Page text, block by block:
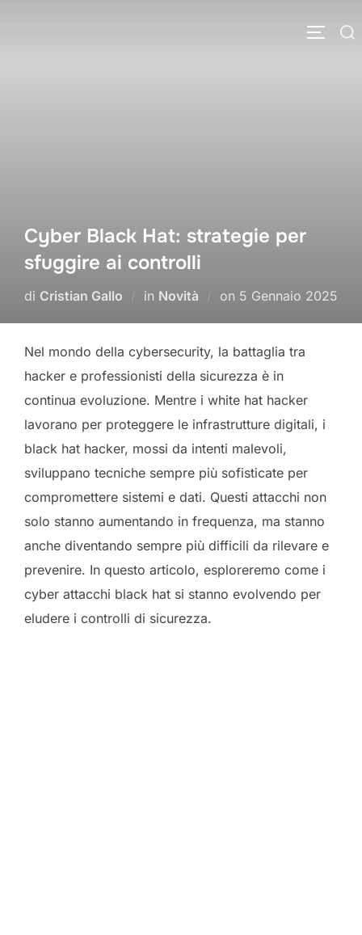
Cerca APRI/
Cyber Black Hat: strategie per
sfuggire ai controlli
di Cristian Gallo in Novità on Pubblicato
5 Gennaio 2025
Nel mondo della cybersecurity, la battaglia tra
hacker e professionisti della sicurezza è in
continua evoluzione. Mentre i white hat hacker
lavorano per proteggere le infrastrutture digitali, i
black hat hacker, mossi da intenti malevoli,
sviluppano tecniche sempre più sofisticate per
compromettere sistemi e dati. Questi attacchi non
solo stanno aumentando in frequenza, ma stanno
anche diventando sempre più difficili da rilevare e
prevenire. In questo articolo, esploreremo come i
cyber attacchi black hat si stanno evolvendo per
eludere i controlli di sicurezza.